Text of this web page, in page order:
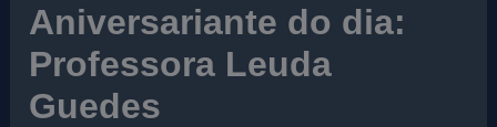
Aniversariante do dia:
Professora Leuda
Guedes